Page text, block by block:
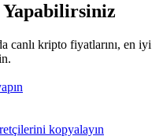
canlı kripto fiyatlarını, en iyi
kopyalayın